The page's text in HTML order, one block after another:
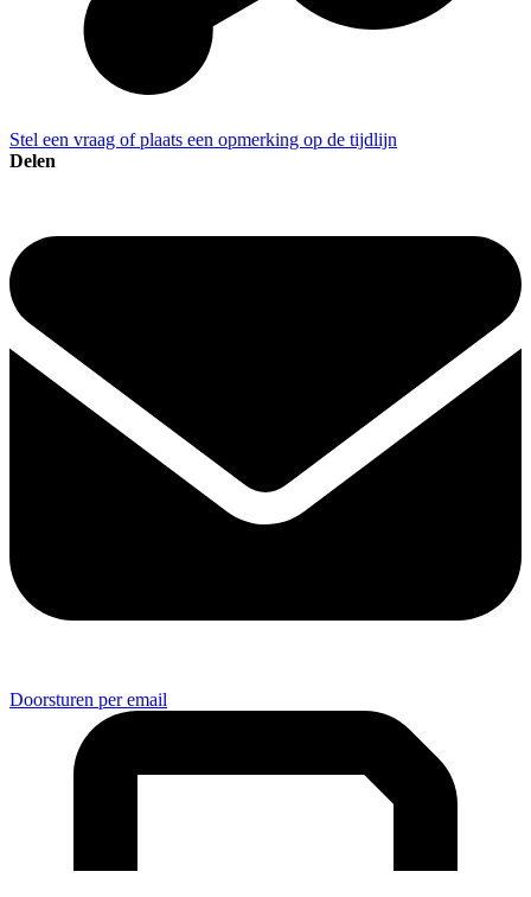
Stel een vraag of plaats een opmerking op de tijdlijn
Delen
Doorsturen per email